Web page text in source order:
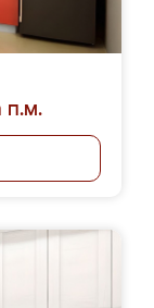
п.м.